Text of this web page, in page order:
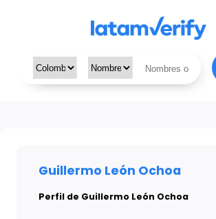
Guillermo León Ochoa
Perfil de Guillermo León Ochoa